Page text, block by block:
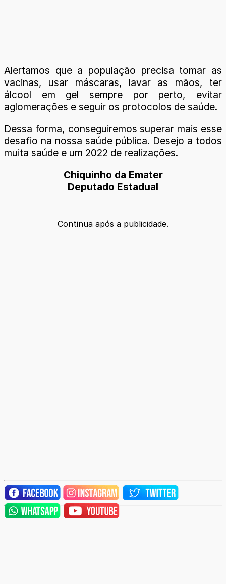
Alertamos que a população precisa tomar as
vacinas, usar máscaras, lavar as mãos, ter
álcool em gel sempre por perto, evitar
aglomerações e seguir os protocolos de saúde.
Dessa forma, conseguiremos superar mais esse
desafio na nossa saúde pública. Desejo a todos
muita saúde e um 2022 de realizações.
Chiquinho da Emater
Deputado Estadual
Continua após a publicidade.